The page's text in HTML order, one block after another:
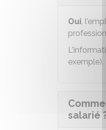
Oui,
exemple).
salarié